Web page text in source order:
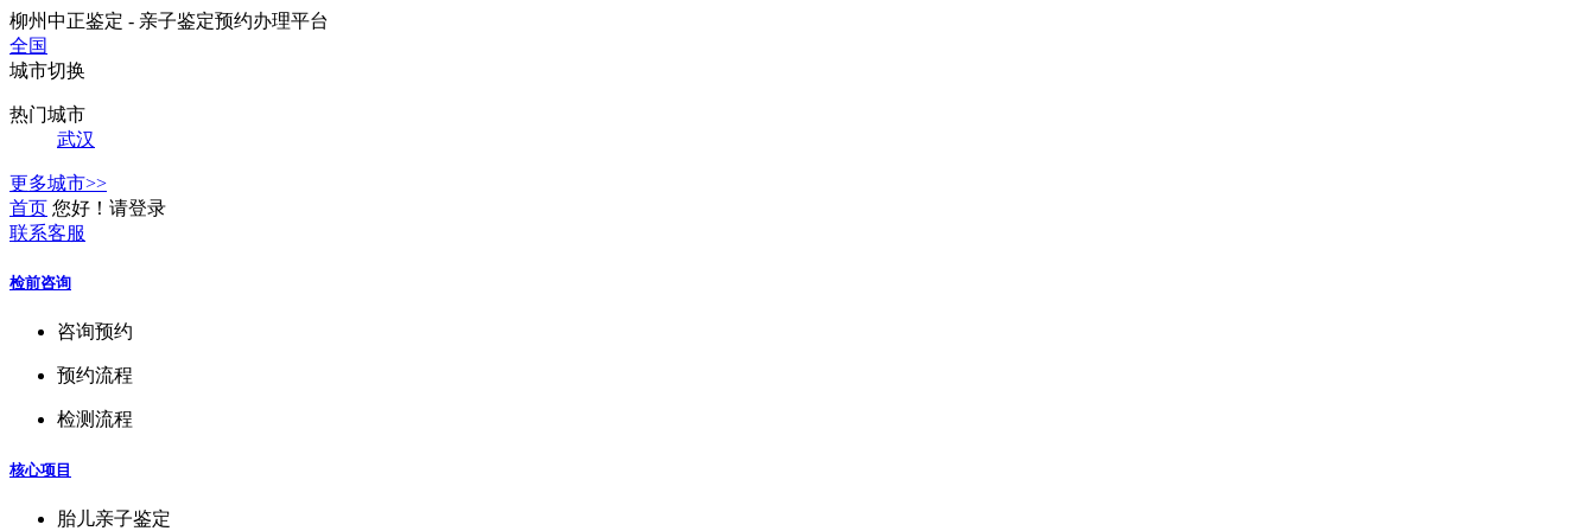
柳州中正鉴定 - 亲子鉴定预约办理平台
全国
城市切换
热门城市
武汉
更多城市>>
首页 您好！请登录
联系客服
检前咨询
咨询预约
预约流程
检测流程
核心项目
胎儿亲子鉴定